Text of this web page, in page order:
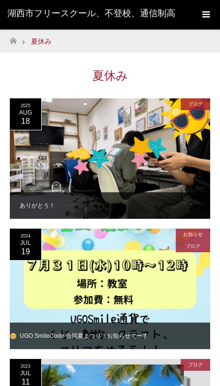
湖西市フリースクール、不登校、通信制高
校サポート校のUGO学院
ホーム
夏休み
夏休み
ありがとう！
2025
AUG
18
ブログ
UGO SmileCode 合同夏まつり！お知らせでーす
2024
JUL
19
お知らせ
ブログ
2023
JUL
11
ブログ